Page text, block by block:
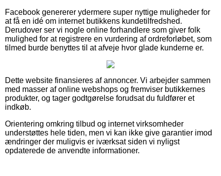
Facebook genererer ydermere super nyttige muligheder for
at få en idé om internet butikkens kundetilfredshed.
Derudover ser vi nogle online forhandlere som giver folk
mulighed for at registrere en vurdering af ordreforløbet, som
tilmed burde benyttes til at afveje hvor glade kunderne er.
Dette website finansieres af annoncer. Vi arbejder sammen
med masser af online webshops og fremviser butikkernes
produkter, og tager godtgørelse forudsat du fuldfører et
indkøb.
Orientering omkring tilbud og internet virksomheder
understøttes hele tiden, men vi kan ikke give garantier imod
ændringer der muligvis er iværksat siden vi nyligst
opdaterede de anvendte informationer.